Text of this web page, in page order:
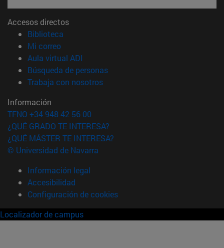
Accesos directos
Biblioteca
Mi correo(abre en nueva ventana)
Aula virtual ADI
Búsqueda de personas(abre en nueva ventana)
Trabaja con nosotros(abre en nueva ventana)
Información
TFNO +34 948 42 56 00
¿QUÉ GRADO TE INTERESA?
¿QUÉ MÁSTER TE INTERESA?
© Universidad de Navarra
Información legal
Accesibilidad
Configuración de cookies
Localizador de campus